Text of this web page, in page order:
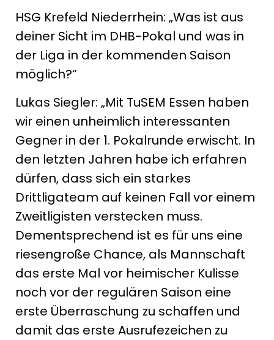
HSG Krefeld Niederrhein: „Was ist aus
deiner Sicht im DHB-Pokal und was in
der Liga in der kommenden Saison
möglich?“
Lukas Siegler: „Mit TuSEM Essen haben
wir einen unheimlich interessanten
Gegner in der 1. Pokalrunde erwischt. In
den letzten Jahren habe ich erfahren
dürfen, dass sich ein starkes
Drittligateam auf keinen Fall vor einem
Zweitligisten verstecken muss.
Dementsprechend ist es für uns eine
riesengroße Chance, als Mannschaft
das erste Mal vor heimischer Kulisse
noch vor der regulären Saison eine
erste Überraschung zu schaffen und
damit das erste Ausrufezeichen zu